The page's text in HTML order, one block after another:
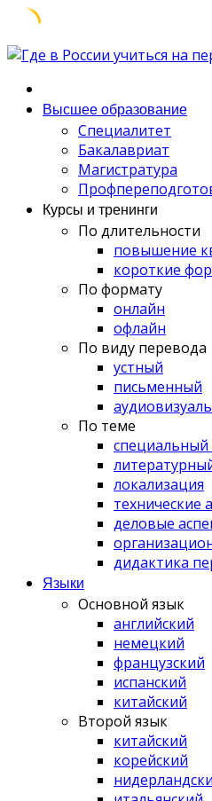
Skip
content
Высшее образование
Специалитет
Бакалавриат
Магистратура
Курсы и тренинги
По длительности
повышение
короткие
По формату
онлайн
офлайн
По виду перевода
устный
письменный
По теме
локализация
технические
деловые
дидактика
Языки
Основной язык
английский
немецкий
французский
испанский
китайский
Второй язык
китайский
корейский